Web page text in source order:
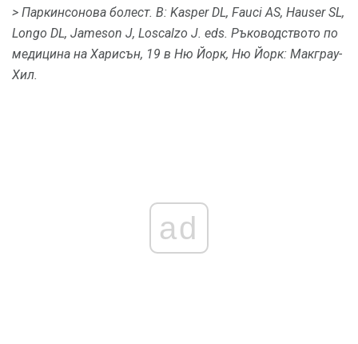
> Паркинсонова болест. В: Kasper DL, Fauci AS, Hauser SL,
Longo DL, Jameson J, Loscalzo J. eds. Ръководството по
медицина на Харисън, 19 в Ню Йорк, Ню Йорк: Макграу-
Хил.
ad